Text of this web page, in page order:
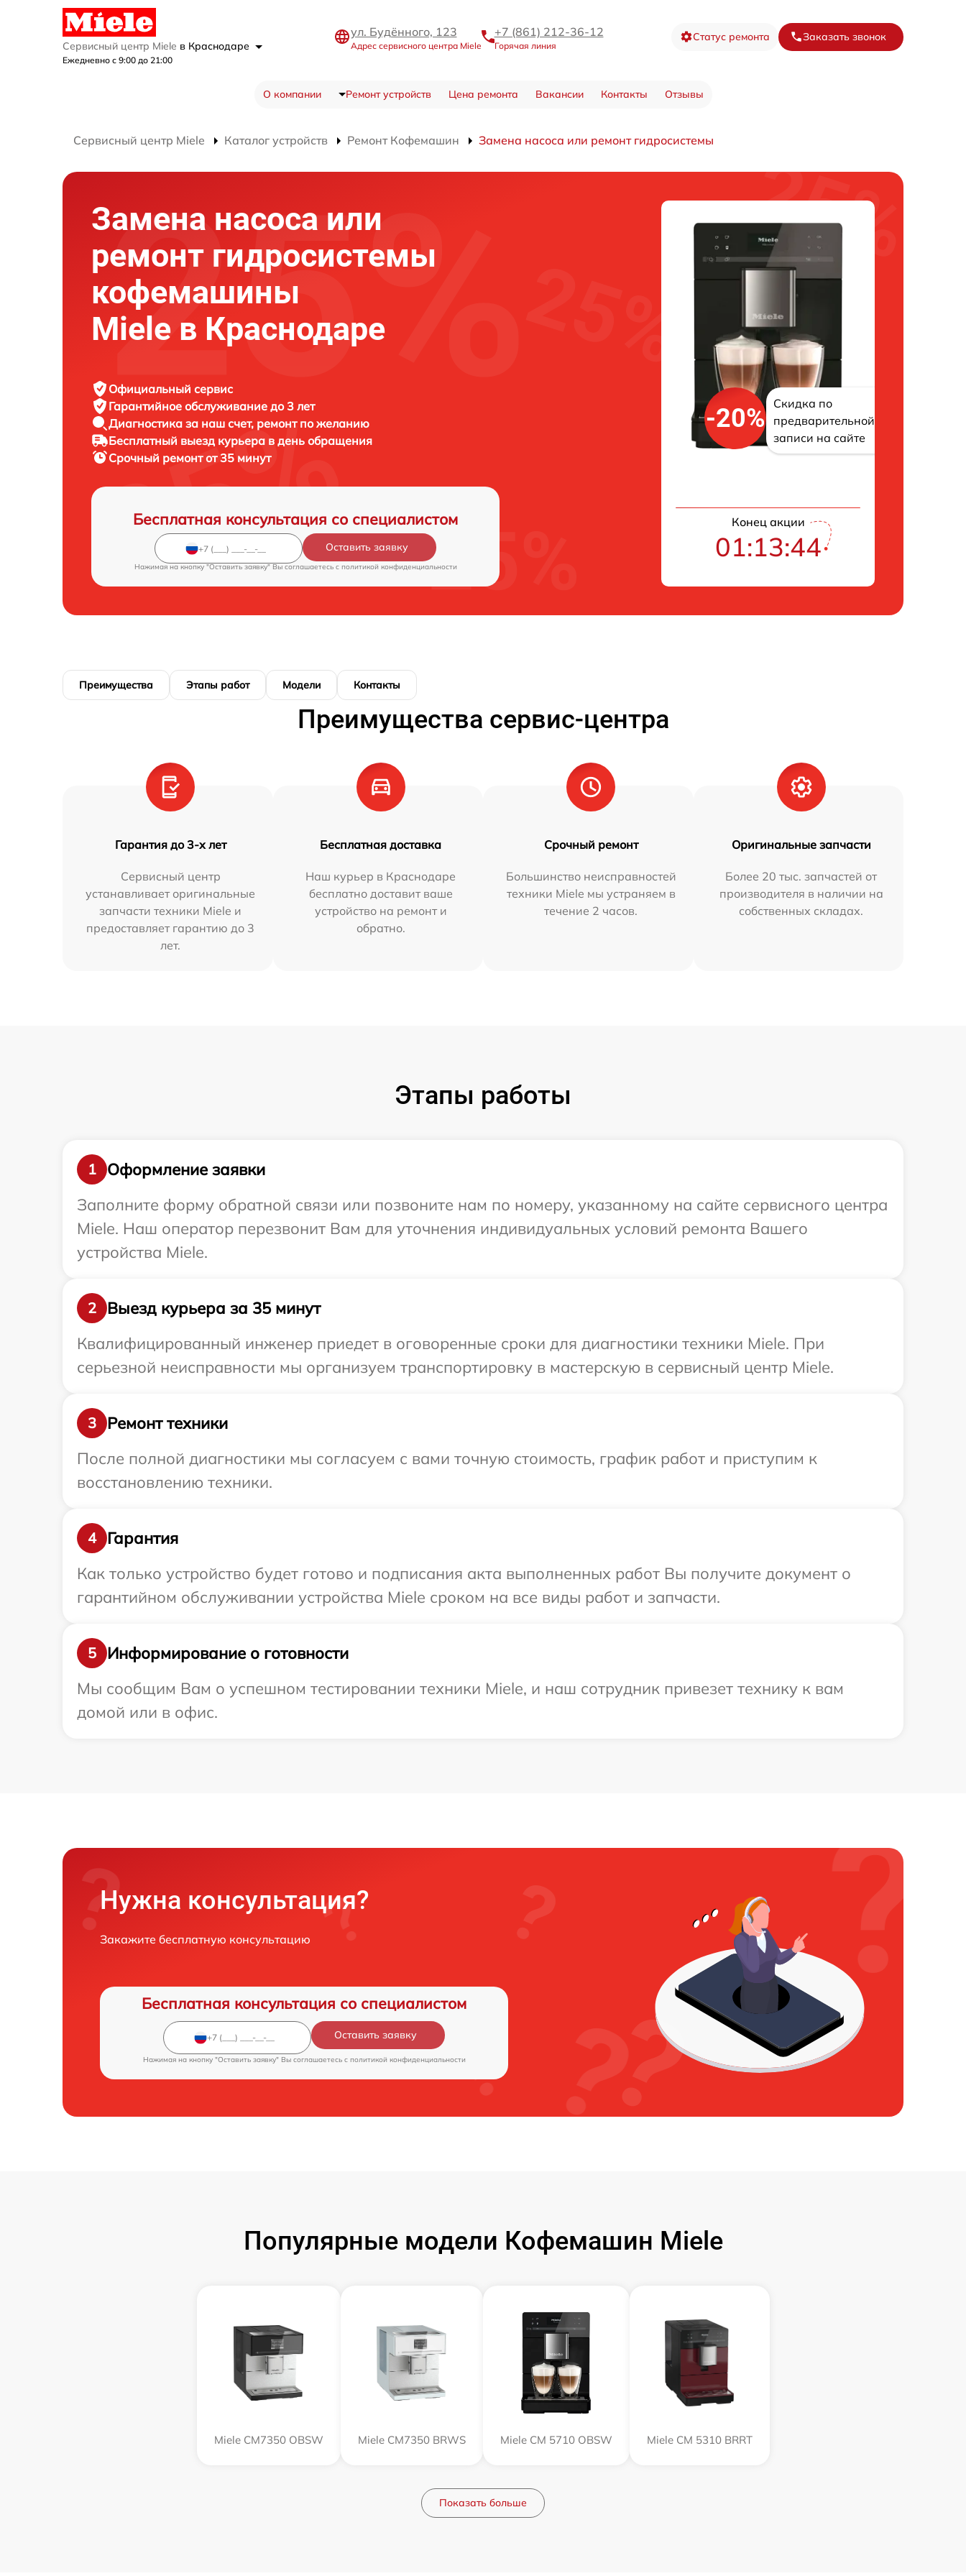
Сервисный центр Miele в Краснодаре
Ежедневно с 9:00 до 21:00
ул. Будённого, 123
Адрес сервисного центра Miele
+7 (861) 212-36-12
Горячая линия
Статус ремонта Заказать звонок
О компании Ремонт устройств Цена ремонта Вакансии Контакты Отзывы
Сервисный центр Miele Каталог устройств Ремонт Кофемашин Замена насоса или ремонт гидросистемы
Замена насоса или
ремонт гидросистемы
кофемашины
Miele в Краснодаре
Официальный сервис
Гарантийное обслуживание до 3 лет
Диагностика за наш счет, ремонт по желанию
Бесплатный выезд курьера в день обращения
Срочный ремонтот 35 минут
Бесплатная консультация со специалистом
Оставить заявку
Нажимая на кнопку "Оставить заявку" Вы соглашаетесь c политикой конфиденциальности
-20%
Скидка по
предварительной
записи на сайте
Конец акции
01:13:43
Преимущества Этапы работ Модели Контакты
Преимущества сервис-центра
Гарантия до 3-х лет
Сервисный центр
устанавливает оригинальные
запчасти техники Miele и
предоставляет гарантию до 3
лет.
Бесплатная доставка
Наш курьер в Краснодаре
бесплатно доставит ваше
устройство на ремонт и
обратно.
Срочный ремонт
Большинство неисправностей
техники Miele мы устраняем в
течение 2 часов.
Оригинальные запчасти
Более 20 тыс. запчастей от
производителя в наличии на
собственных складах.
Этапы работы
1
Оформление заявки
Заполните форму обратной связи или позвоните нам по номеру, указанному на сайте сервисного центра
Miele. Наш оператор перезвонит Вам для уточнения индивидуальных условий ремонта Вашего
устройства Miele.
2
Выезд курьера за 35 минут
Квалифицированный инженер приедет в оговоренные сроки для диагностики техники Miele. При
серьезной неисправности мы организуем транспортировку в мастерскую в сервисный центр Miele.
3
Ремонт техники
После полной диагностики мы согласуем с вами точную стоимость, график работ и приступим к
восстановлению техники.
4
Гарантия
Как только устройство будет готово и подписания акта выполненных работ Вы получите документ о
гарантийном обслуживании устройства Miele сроком на все виды работ и запчасти.
5
Информирование о готовности
Мы сообщим Вам о успешном тестировании техники Miele, и наш сотрудник привезет технику к вам
домой или в офис.
Нужна консультация?
Закажите бесплатную консультацию
Бесплатная консультация со специалистом
Оставить заявку
Нажимая на кнопку "Оставить заявку" Вы соглашаетесь c политикой конфиденциальности
Популярные модели Кофемашин Miele
Miele CM7350 OBSW Miele CM7350 BRWS Miele CM 5710 OBSW Miele CM 5310 BRRT
Показать больше